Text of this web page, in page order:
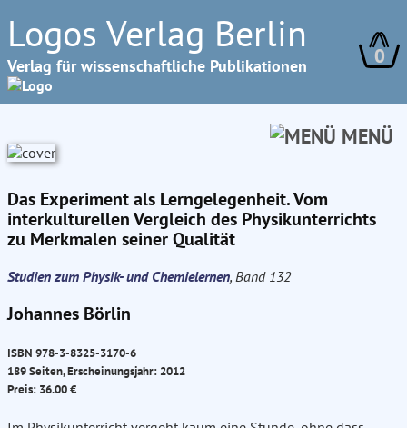
Logos Verlag Berlin
Verlag für wissenschaftliche Publikationen 0
MENÜ
Das Experiment als Lerngelegenheit. Vom
interkulturellen Vergleich des Physikunterrichts
zu Merkmalen seiner Qualität
Studien zum Physik- und Chemielernen, Band 132
Johannes Börlin
ISBN 978-3-8325-3170-6
189 Seiten, Erscheinungsjahr: 2012
Preis: 36.00 €